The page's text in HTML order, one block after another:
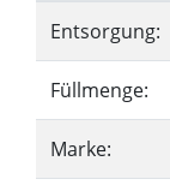
Entsorgung:
Füllmenge:
Marke: